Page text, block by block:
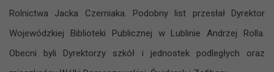
Rolnictwa Jacka Czerniaka. Podobny list przesłał Dyrektor
Wojewódzkiej Biblioteki Publicznej w Lublinie Andrzej Rolla.
Obecni byli Dyrektorzy szkół i jednostek podległych oraz